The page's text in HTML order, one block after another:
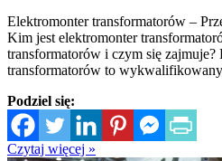
Elektromonter transformatorów –
Kim jest elektromonter
transformatorów i czym się zajmuje?
transformatorów to wykwalifikowany
Podziel się:
Czytaj więcej »